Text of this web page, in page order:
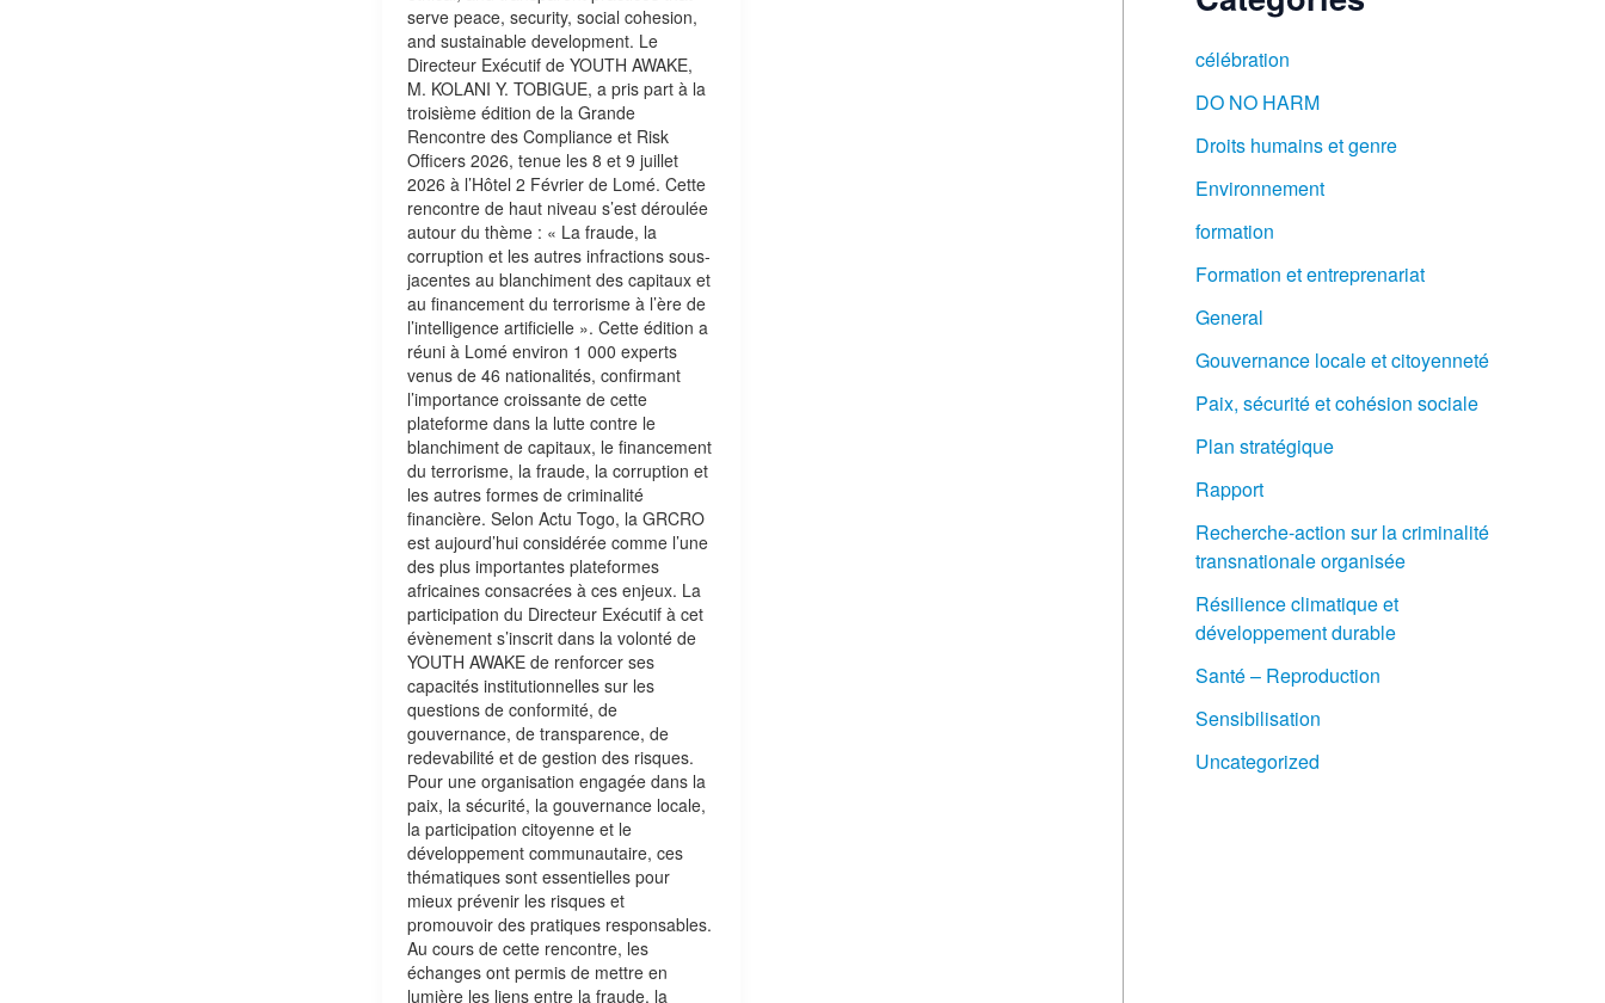
serve peace, security, social cohesion,
and sustainable development. Le
Directeur Exécutif de YOUTH AWAKE,
M. KOLANI Y. TOBIGUE, a pris part à la
troisième édition de la Grande
Rencontre des Compliance et Risk
Officers 2026, tenue les 8 et 9 juillet
2026 à l’Hôtel 2 Février de Lomé. Cette
rencontre de haut niveau s’est déroulée
autour du thème : « La fraude, la
corruption et les autres infractions sous-
jacentes au blanchiment des capitaux et
au financement du terrorisme à l’ère de
l’intelligence artificielle ». Cette édition a
réuni à Lomé environ 1 000 experts
venus de 46 nationalités, confirmant
l’importance croissante de cette
plateforme dans la lutte contre le
blanchiment de capitaux, le financement
du terrorisme, la fraude, la corruption et
les autres formes de criminalité
financière. Selon Actu Togo, la GRCRO
est aujourd’hui considérée comme l’une
des plus importantes plateformes
africaines consacrées à ces enjeux. La
participation du Directeur Exécutif à cet
évènement s’inscrit dans la volonté de
YOUTH AWAKE de renforcer ses
capacités institutionnelles sur les
questions de conformité, de
gouvernance, de transparence, de
redevabilité et de gestion des risques.
Pour une organisation engagée dans la
paix, la sécurité, la gouvernance locale,
la participation citoyenne et le
développement communautaire, ces
thématiques sont essentielles pour
mieux prévenir les risques et
promouvoir des pratiques responsables.
Au cours de cette rencontre, les
échanges ont permis de mettre en
lumière les liens entre la fraude, la
célébration
DO NO HARM
Droits humains et genre​
Environnement
formation
Formation et entreprenariat
General
Gouvernance locale et citoyenneté
Paix, sécurité et cohésion sociale
Plan stratégique
Rapport
Recherche-action sur la criminalité
transnationale organisée
Résilience climatique et
développement durable
Santé – Reproduction
Sensibilisation
Uncategorized